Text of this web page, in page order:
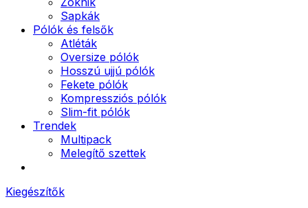
Sapkák
Pólók és felsők
Atléták
Oversize pólók
Hosszú ujjú pólók
Fekete pólók
Kompressziós pólók
Slim-fit pólók
Trendek
Multipack
Melegítő szettek
Kiegészítők